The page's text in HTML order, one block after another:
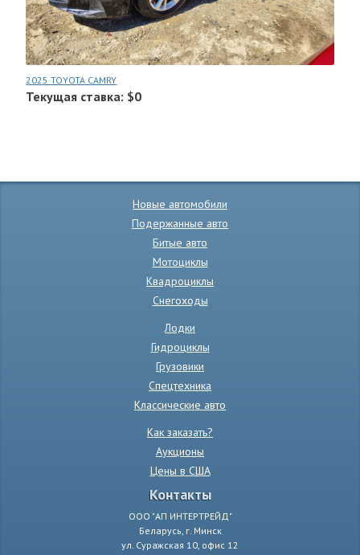
2025 TOYOTA CAMRY
Текущая ставка: $0
Новые автомобили
Подержанные авто
Битые авто
Мотоциклы
Квадроциклы
Снегоходы
Лодки
Гидроциклы
Грузовики
Спецтехника
Классические авто
Как заказать?
Аукционы
Цены в США
Контакты
ООО "АП ИНТЕРТРЕЙД"
Беларусь, г. Минск
ул. Суражская 10, офис 12